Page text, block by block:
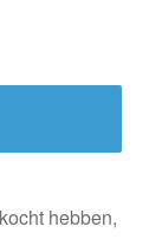
hebben,